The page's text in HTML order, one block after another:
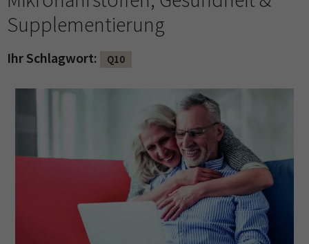
Supplementierung
Ihr Schlagwort: Q10